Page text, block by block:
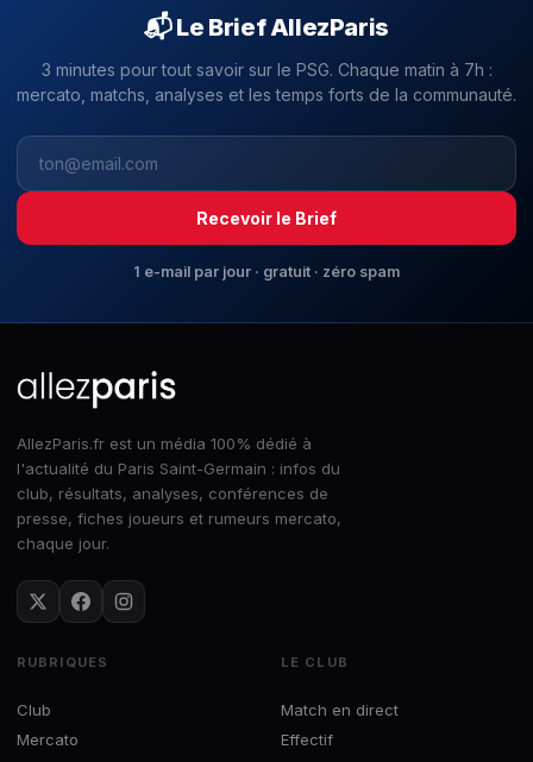
📬 Le Brief AllezParis
3 minutes pour tout savoir sur le PSG. Chaque matin à 7h :
mercato, matchs, analyses et les temps forts de la communauté.
Recevoir le Brief
1 e-mail par jour · gratuit · zéro spam
AllezParis.fr est un média 100% dédié à
l'actualité du Paris Saint-Germain : infos du
club, résultats, analyses, conférences de
presse, fiches joueurs et rumeurs mercato,
chaque jour.
RUBRIQUES
Club
Mercato
LE CLUB
Match en direct
Effectif